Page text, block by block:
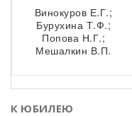
Винокуров Е.Г.;
Бурухина Т.Ф.;
Попова Н.Г.;
Мешалкин В.П.
К ЮБИЛЕЮ